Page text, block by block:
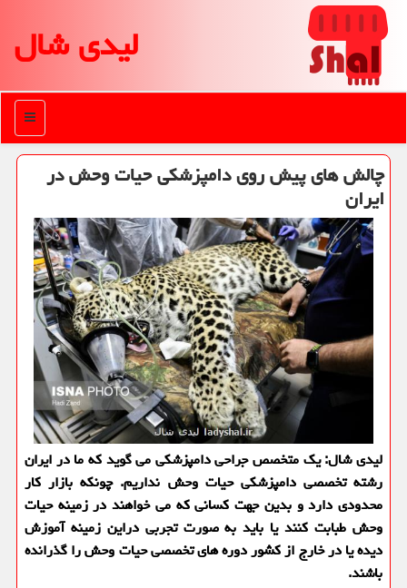
لیدی شال
منو
چالش های پیش روی دامپزشكی حیات وحش در
ایران
لیدی شال: یك متخصص جراحی دامپزشكی می گوید كه ما در ایران
رشته تخصصی دامپزشكی حیات وحش نداریم. چونكه بازار كار
محدودی دارد و بدین جهت كسانی كه می خواهند در زمینه حیات
وحش طبابت كنند یا باید به صورت تجربی دراین زمینه آموزش
دیده یا در خارج از كشور دوره های تخصصی حیات وحش را گذرانده
باشند.